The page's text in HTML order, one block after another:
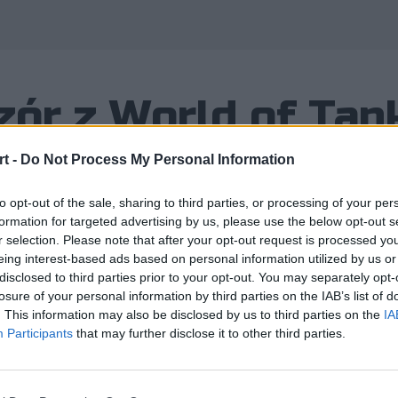
- Do Not Process My Personal Information
opt-out of the sale, sharing to third parties, or processing of your
for targeted advertising by us, please use the below opt-out
selection. Please note that after your opt-out request is processed
interest-based ads based on personal information utilized by us
to third parties prior to your opt-out. You may separately
of your personal information by third parties on the IAB’s list of
This information may also be disclosed by us to third parties on the
Participants that may further disclose it to other third parties.
z World of
pojedynki w ramach Wargaming
pojedynki uczestników dwóch
ramach Wargaming League Gold Series. O